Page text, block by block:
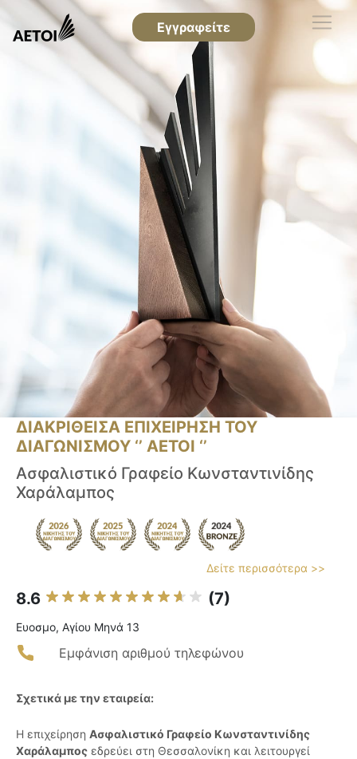
Εγγραφείτε
ΔΙΑΚΡΙΘΕΙΣΑ ΕΠΙΧΕΙΡΗΣΗ ΤΟΥ
ΔΙΑΓΩΝΙΣΜΟΥ ‘’ ΑΕΤΟΙ ‘’
Ασφαλιστικό Γραφείο Κωνσταντινίδης
Χαράλαμπος
Δείτε περισσότερα >>
8.6 (7)
Ευοσμο, Αγίου Μηνά 13
Εμφάνιση αριθμού τηλεφώνου
Σχετικά με την εταιρεία:
Η επιχείρηση Ασφαλιστικό Γραφείο Κωνσταντινίδης
Χαράλαμπος εδρεύει στη Θεσσαλονίκη και λειτουργεί